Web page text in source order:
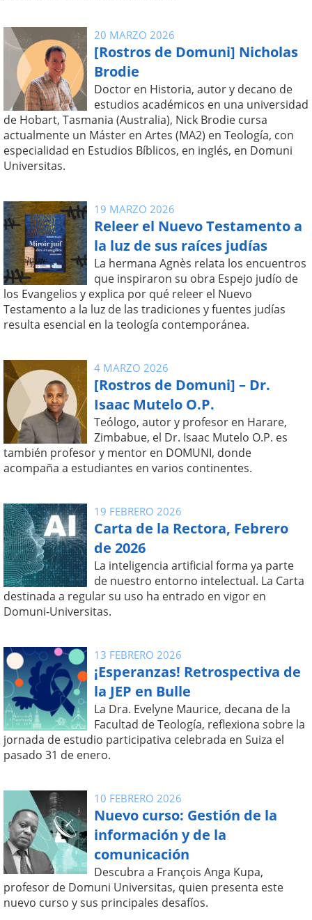
20 MARZO 2026
[Rostros de Domuni] Nicholas
Brodie
Doctor en Historia, autor y decano de
estudios académicos en una universidad
de Hobart, Tasmania (Australia), Nick Brodie cursa
actualmente un Máster en Artes (MA2) en Teología, con
especialidad en Estudios Bíblicos, en inglés, en Domuni
Universitas.
19 MARZO 2026
Releer el Nuevo Testamento a
la luz de sus raíces judías
La hermana Agnès relata los encuentros
que inspiraron su obra Espejo judío de
los Evangelios y explica por qué releer el Nuevo
Testamento a la luz de las tradiciones y fuentes judías
resulta esencial en la teología contemporánea.
4 MARZO 2026
[Rostros de Domuni] – Dr.
Isaac Mutelo O.P.
Teólogo, autor y profesor en Harare,
Zimbabue, el Dr. Isaac Mutelo O.P. es
también profesor y mentor en DOMUNI, donde
acompaña a estudiantes en varios continentes.
19 FEBRERO 2026
Carta de la Rectora, Febrero
de 2026
La inteligencia artificial forma ya parte
de nuestro entorno intelectual. La Carta
destinada a regular su uso ha entrado en vigor en
Domuni-Universitas.
13 FEBRERO 2026
¡Esperanzas! Retrospectiva de
la JEP en Bulle
La Dra. Evelyne Maurice, decana de la
Facultad de Teología, reflexiona sobre la
jornada de estudio participativa celebrada en Suiza el
pasado 31 de enero.
10 FEBRERO 2026
Nuevo curso: Gestión de la
información y de la
comunicación
Descubra a François Anga Kupa,
profesor de Domuni Universitas, quien presenta este
nuevo curso y sus principales desafíos.